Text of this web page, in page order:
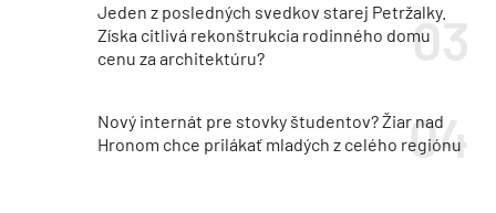
Jeden z posledných svedkov starej Petržalky.
Získa citlivá rekonštrukcia rodinného domu
cenu za architektúru?
Nový internát pre stovky študentov? Žiar nad
Hronom chce prilákať mladých z celého regiónu